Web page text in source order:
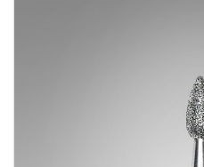
In tegenstelling tot
variant over een
Daardoor glijdt het bitje
de huid en nagelriemen.
omschrijven het gevoel
boter”, maar dan